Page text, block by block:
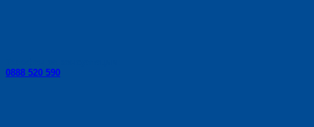
0888 520 590